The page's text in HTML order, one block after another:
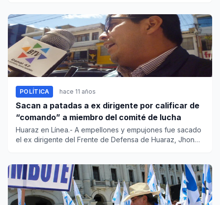
POLÍTICA hace 11 años
Sacan a patadas a ex dirigente por calificar de
“comando” a miembro del comité de lucha
Huaraz en Línea.- A empellones y empujones fue sacado
el ex dirigente del Frente de Defensa de Huaraz, Jhon